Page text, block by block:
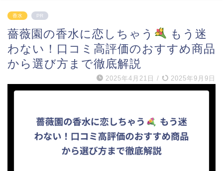
香水 PR
薔薇園の香水に恋しちゃう
もう迷
わない！口コミ高評価のおすすめ商品
から選び方まで徹底解説
2025年4月21日 / 2025年9月9日